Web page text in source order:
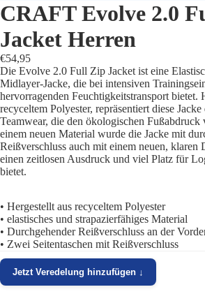
CRAFT Evolve 2.0
Jacket Herren
€54,95
Die Evolve 2.0 Full Zip Jacket ist eine
Midlayer-Jacke, die bei intensiven
hervorragenden Feuchtigkeitstransport bietet.
recyceltem Polyester, repräsentiert diese
Teamwear, die den ökologischen Fußabdruck
einem neuen Material wurde die Jacke mit
Reißverschluss auch mit einem neuen, klaren
einen zeitlosen Ausdruck und viel Platz für
bietet.
• Hergestellt aus recyceltem Polyester
• elastisches und strapazierfähiges Material
• Durchgehender Reißverschluss an der
• Zwei Seitentaschen mit Reißverschluss
Jetzt Veredelung hinzufügen ↓